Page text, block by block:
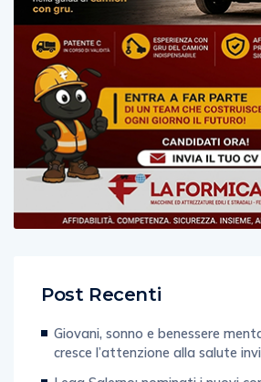
Post Recenti
Giovani, sonno e benessere
cresce l’attenzione alla salute